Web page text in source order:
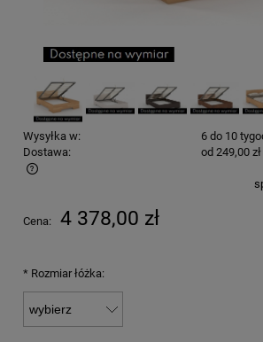
Wysyłka w:
6 do 10
Dostawa:
od 249,00 zł
Cena nie zawiera ewentualnych kosztów
Cena: 4 378,00 zł
* Rozmiar łóżka: